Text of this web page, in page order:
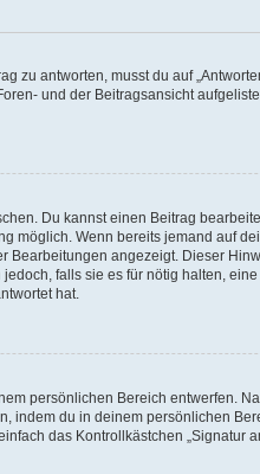
zu antworten, musst du auf
und der Beitragsansicht
Du kannst einen Beitrag
möglich. Wenn bereits jemand auf
angezeigt. Dieser
falls sie es für nötig halten,
hat.
persönlichen Bereich entwerfen.
indem du in deinem persönlichen
das Kontrollkästchen „Signatur